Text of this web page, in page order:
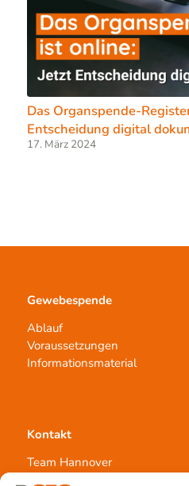
Das Organspende-
Entscheidung digital
17. März 2024
Gewebespende
Ablauf
Voraussetzungen
Informationsmaterial
Kontakt
Team Hannover